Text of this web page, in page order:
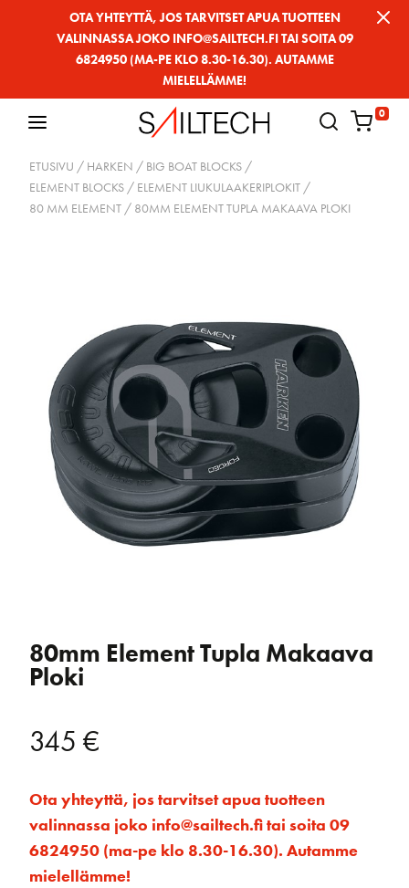
OTA YHTEYTTÄ, JOS TARVITSET APUA TUOTTEEN
VALINNASSA JOKO INFO@SAILTECH.FI TAI SOITA 09
6824950 (MA-PE KLO 8.30-16.30). AUTAMME
MIELELLÄMME!
0
ETUSIVU / HARKEN / BIG BOAT BLOCKS /
ELEMENT BLOCKS / ELEMENT LIUKULAAKERIPLOKIT /
80 MM ELEMENT / 80MM ELEMENT TUPLA MAKAAVA PLOKI
80mm Element Tupla Makaava
Ploki
345 €
Ota yhteyttä, jos tarvitset apua tuotteen
valinnassa joko info@sailtech.fi tai soita 09
6824950 (ma-pe klo 8.30-16.30). Autamme
mielellämme!